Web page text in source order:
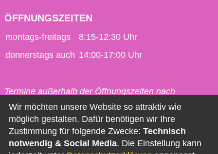
ÖFFNUNGSZEITEN
montags-freitags
8:15-12:30 Uhr
donnerstags auch 14:00-17:00 Uhr
Termine außerhalb der Öffnungszeiten nach
vorheriger Vereinbarung möglich.
Kontakt
Impressum
Wir möchten unsere Website so attraktiv wie
möglich gestalten. Dafür benötigen wir Ihre
Zustimmung für folgende Zwecke: Technisch
notwendig & Social Media. Die Einstellung kann